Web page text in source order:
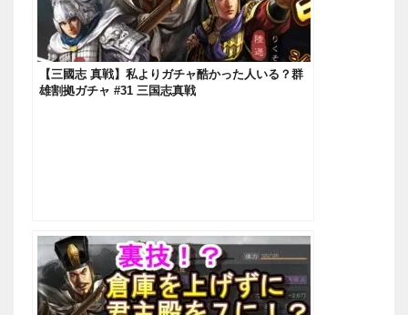
【三國志 真戦】私よりガチャ酷かった人いる？群
雄割拠ガチャ #31 三国志真戦